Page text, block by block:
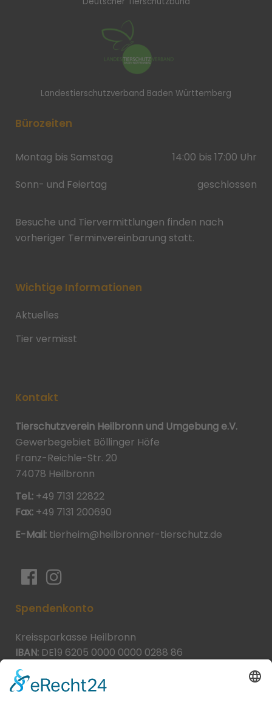
Landestierschutzverband Baden Württemberg
Bürozeiten
Montag bis Samstag
14:00 bis 17:00 Uhr
Sonn- und Feiertag
geschlossen
Besuche und Tiervermittlungen finden nach
vorheriger Terminvereinbarung statt.
Wichtige Informationen
Aktuelles
Tier vermisst
Kontakt
Tierschutzverein Heilbronn und Umgebung e.V.
Gewerbegebiet Böllinger Höfe
Franz-Reichle-Str. 20
74078 Heilbronn
Tel.: +49 7131 22822
Fax: +49 7131 200690
E-Mail: tierheim@heilbronner-tierschutz.de
Spendenkonto
Kreissparkasse Heilbronn
IBAN: DE19 6205 0000 0000 0288 86
BIC: